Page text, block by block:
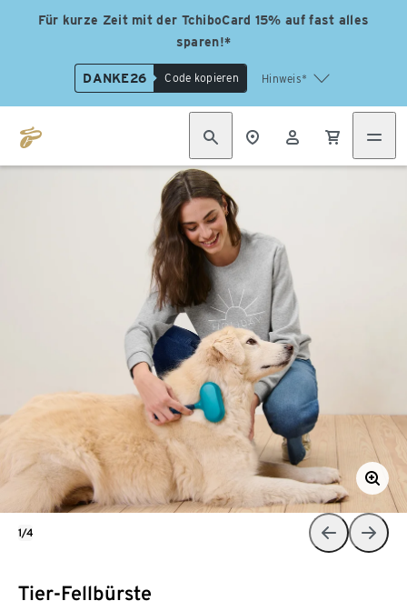
Für kurze Zeit mit der TchiboCard 15% auf fast alles
sparen!*
DANKE26 Code kopieren Hinweis*
Tier-Fellbürste
1/4